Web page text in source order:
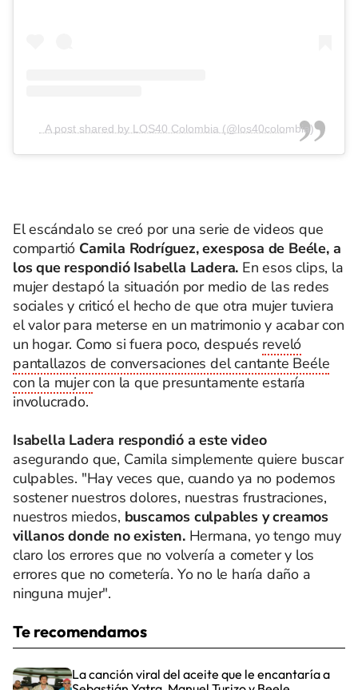
A post shared by LOS40 Colombia (@los40colombia)
El escándalo se creó por una serie de videos que
compartió Camila Rodríguez, exesposa de Beéle, a
los que respondió Isabella Ladera. En esos clips, la
mujer destapó la situación por medio de las redes
sociales y criticó el hecho de que otra mujer tuviera
el valor para meterse en un matrimonio y acabar con
un hogar. Como si fuera poco, después reveló
pantallazos de conversaciones del cantante Beéle
con la mujercon la que presuntamente estaría
involucrado.
Isabella Ladera respondió a este video
asegurando que, Camila simplemente quiere buscar
culpables. "Hay veces que, cuando ya no podemos
sostener nuestros dolores, nuestras frustraciones,
nuestros miedos, buscamos culpables y creamos
villanos donde no existen. Hermana, yo tengo muy
claro los errores que no volvería a cometer y los
errores que no cometería. Yo no le haría daño a
ninguna mujer".
Te recomendamos
La canción viral del aceite que le encantaría a